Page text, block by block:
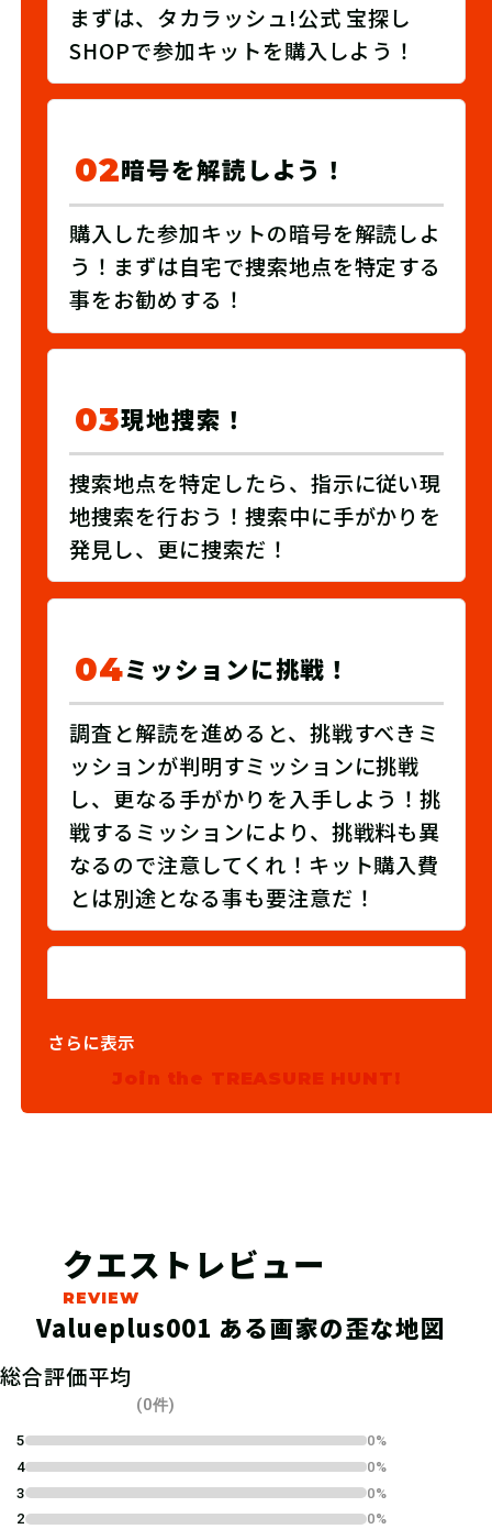
まずは、タカラッシュ!公式 宝探し
SHOPで参加キットを購入しよう！
02暗号を解読しよう！
購入した参加キットの暗号を解読しよ
う！まずは自宅で捜索地点を特定する
事をお勧めする！
03現地捜索！
捜索地点を特定したら、指示に従い現
地捜索を行おう！捜索中に手がかりを
発見し、更に捜索だ！
04ミッションに挑戦！
調査と解読を進めると、挑戦すべきミ
ッションが判明すミッションに挑戦
し、更なる手がかりを入手しよう！挑
戦するミッションにより、挑戦料も異
なるので注意してくれ！キット購入費
とは別途となる事も要注意だ！
ミッションをクリアして入手した手が
かりを基に、宝箱を発見しよう！宝箱
さらに表示
Join the TREASURE HUNT!
クエストレビュー
Valueplus001 ある画家の歪な地図
総合評価平均
(0件)
5
0%
4
0%
3
0%
2
0%